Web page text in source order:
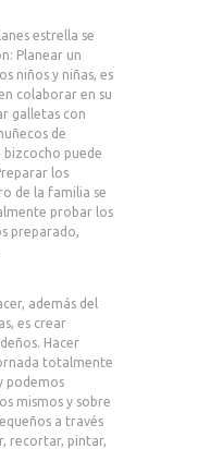
estrella se
Planear un
niños y niñas, es
colaborar en su
galletas con
de
bizcocho puede
los
de la familia se
probar los
preparado,
además del
es crear
Hacer
totalmente
podemos
mismos y sobre
a través
recortar, pintar,